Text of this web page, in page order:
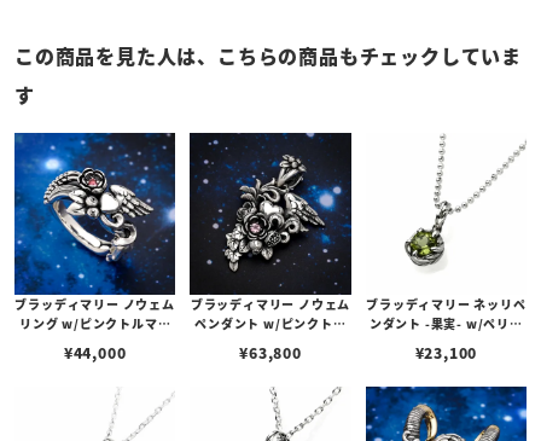
この商品を見た人は、こちらの商品もチェックしていま
す
ブラッディマリー ノウェム
リング w/ピンクトルマリ
¥44,000
ブラッディマリー ノウェム
ペンダント w/ピンクトル
¥63,800
ブラッディマリー ネッリペ
ンダント -果実- w/ペリド
¥23,100